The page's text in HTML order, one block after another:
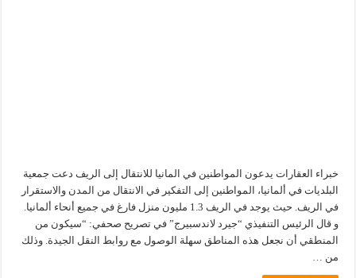
خبراء العقارات يدعون المواطنين في المانيا للانتقال إلى الريف دعت جمعية
البلديات في ألمانيا، المواطنين إلى التفكير في الانتقال من المدن والاستقرار
في الريف. حيث يوجد في الريف 1.3 مليون منزل فارغ في جميع أنحاء ألمانيا.
و قال الرئيس التنفيذي “جيرد لاندسبيرج” في تصريح صحفي: “سيكون من
المنطقي أن نجعل هذه المناطق سهلة الوصول مع روابط النقل الجيدة. وذلك
من …